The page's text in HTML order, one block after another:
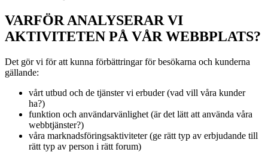
VARFÖR ANALYSERAR VI
AKTIVITETEN PÅ VÅR WEBBPLATS?
Det gör vi för att kunna förbättringar för besökarna och kunderna
gällande:
vårt utbud och de tjänster vi erbuder (vad vill våra kunder
ha?)
funktion och användarvänlighet (är det lätt att använda våra
webbtjänster?)
våra marknadsföringsaktiviteter (ge rätt typ av erbjudande till
rätt typ av person i rätt forum)